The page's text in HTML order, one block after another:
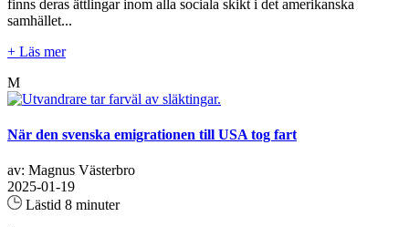
finns deras ättlingar inom alla sociala skikt i det amerikanska
samhället...
+ Läs mer
M
När den svenska emigrationen till USA tog fart
av: Magnus Västerbro
2025-01-19
Lästid 8 minuter